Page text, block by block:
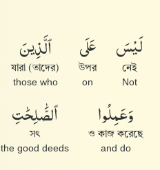
لَيْسَ
নেই
Not
عَلَى
উপর
on
ٱلَّذِينَ
(তাদের) যারা
those who
وَعَمِلُوا۟
ও কাজ করেছে
and do
ٱلصَّٰلِحَٰتِ
সৎ
the good deeds